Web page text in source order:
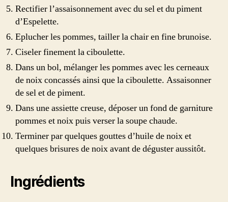
Rectifier l’assaisonnement avec du sel et du piment
d’Espelette.
Eplucher les pommes, tailler la chair en fine brunoise.
Ciseler finement la ciboulette.
Dans un bol, mélanger les pommes avec les cerneaux
de noix concassés ainsi que la ciboulette. Assaisonner
de sel et de piment.
Dans une assiette creuse, déposer un fond de garniture
pommes et noix puis verser la soupe chaude.
Terminer par quelques gouttes d’huile de noix et
quelques brisures de noix avant de déguster aussitôt.
Ingrédients